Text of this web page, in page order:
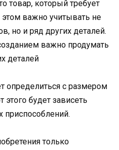
товар, который требует
этом важно учитывать не
но и ряд других деталей.
важно продумать
деталей
определиться с размером
этого будет зависеть
приспособлений.
только